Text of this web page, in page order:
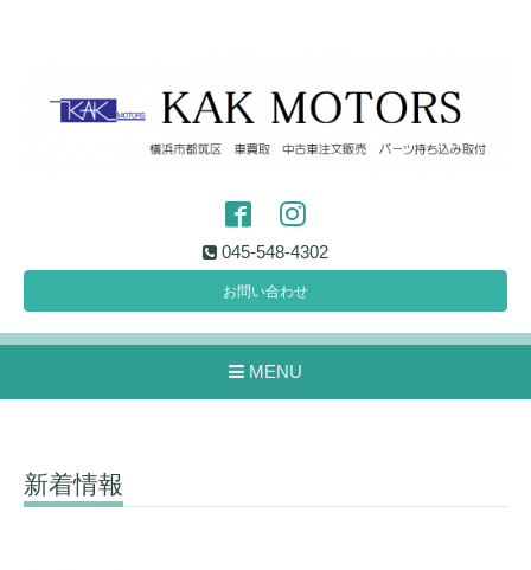
045-548-4302
お問い合わせ
MENU
新着情報